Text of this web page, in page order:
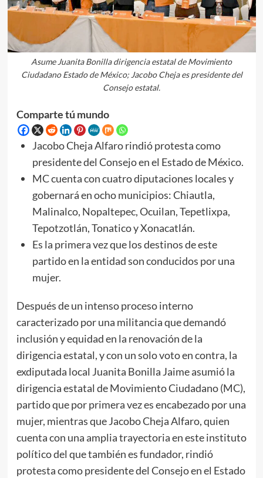
Asume Juanita Bonilla dirigencia estatal de Movimiento
Ciudadano Estado de México; Jacobo Cheja es presidente del
Consejo estatal.
Comparte tú mundo
Jacobo Cheja Alfaro rindió protesta como
presidente del Consejo en el Estado de México.
MC cuenta con cuatro diputaciones locales y
gobernará en ocho municipios: Chiautla,
Malinalco, Nopaltepec, Ocuilan, Tepetlixpa,
Tepotzotlán, Tonatico y Xonacatlán.
Es la primera vez que los destinos de este
partido en la entidad son conducidos por una
mujer.
Después de un intenso proceso interno
caracterizado por una militancia que demandó
inclusión y equidad en la renovación de la
dirigencia estatal, y con un solo voto en contra, la
exdiputada local Juanita Bonilla Jaime asumió la
dirigencia estatal de Movimiento Ciudadano (MC),
partido que por primera vez es encabezado por una
mujer, mientras que Jacobo Cheja Alfaro, quien
cuenta con una amplia trayectoria en este instituto
político del que también es fundador, rindió
protesta como presidente del Consejo en el Estado